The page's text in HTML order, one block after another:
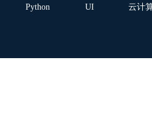
Python UI 云计